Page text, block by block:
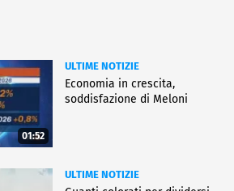
01:52
ULTIME NOTIZIE
Economia in crescita,
soddisfazione di Meloni
ULTIME NOTIZIE